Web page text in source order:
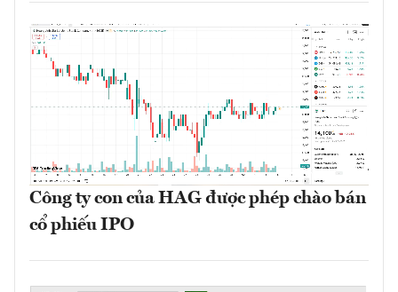
Công ty con của HAG được phép chào bán
cổ phiếu IPO